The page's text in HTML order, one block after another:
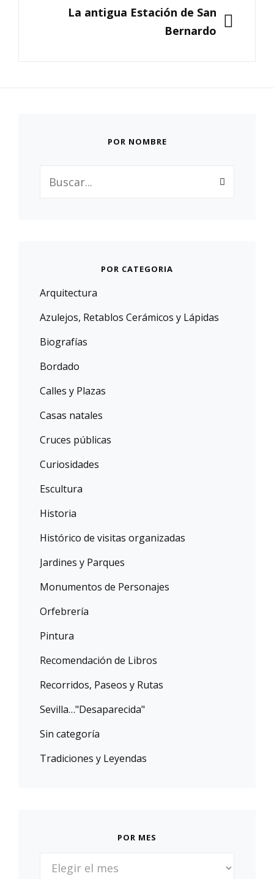
SIGUIENTE
La antigua Estación de San
Bernardo
POR NOMBRE
POR CATEGORIA
Arquitectura
Azulejos, Retablos Cerámicos y Lápidas
Biografías
Bordado
Calles y Plazas
Casas natales
Cruces públicas
Curiosidades
Escultura
Historia
Histórico de visitas organizadas
Jardines y Parques
Monumentos de Personajes
Orfebrería
Pintura
Recomendación de Libros
Recorridos, Paseos y Rutas
Sevilla…"Desaparecida"
Sin categoría
Tradiciones y Leyendas
POR MES